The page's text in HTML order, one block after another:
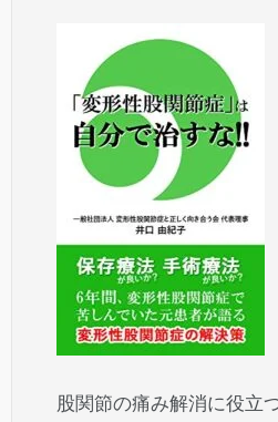
股関節の痛み解消に役立